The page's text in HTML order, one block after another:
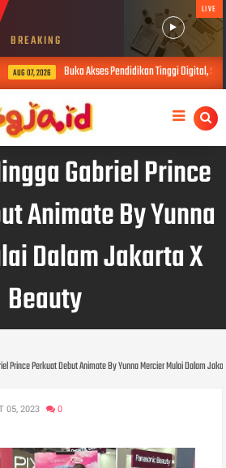
BREAKING
LIVE
AUG 07, 2026 Buka Akses Pendidikan Tinggi Digital,
Gabriel Prince
Animate By Yunna
Dalam Jakarta X
Beauty
Prince Perkuat Debut Animate By Yunna Mercier Mulai Dalam
05, 2023 0